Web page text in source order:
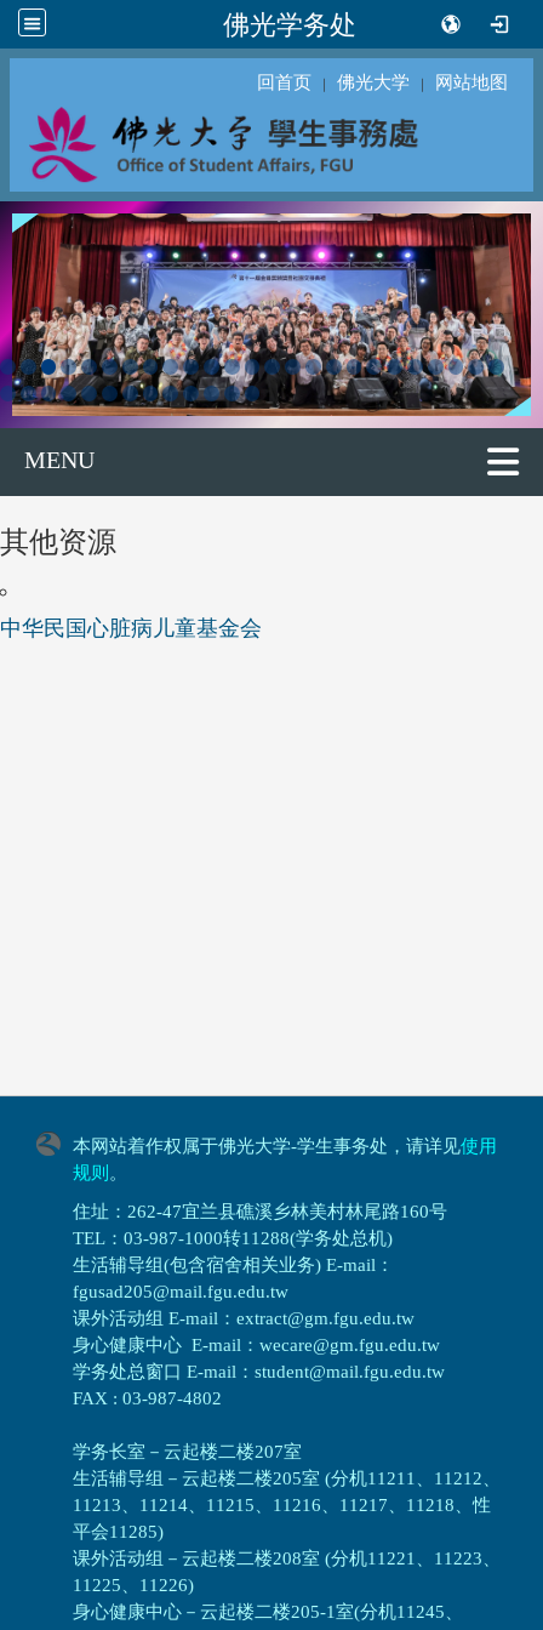
佛光学务处
回首页 ｜ 佛光大学 ｜ 网站地图
MENU
其他资源
中华民国心脏病儿童基金会
本网站着作权属于佛光大学-学生事务处，请详见使用
规则 。
住址：262-47宜兰县礁溪乡林美村林尾路160号
TEL：03-987-1000转11288(学务处总机)
生活辅导组(包含宿舍相关业务) E-mail：
fgusad205@mail.fgu.edu.tw
课外活动组 E-mail：extract@gm.fgu.edu.tw
身心健康中心 E-mail：wecare@gm.fgu.edu.tw
学务处总窗口 E-mail：student@mail.fgu.edu.tw
FAX : 03-987-4802
学务长室－云起楼二楼207室
生活辅导组 － 云起楼二楼205室 (分机11211、11212、
11213、11214、11215、11216、11217、11218、性
平会11285)
课外活动组 － 云起楼二楼208室 (分机11221、11223、
11225、11226)
身心健康中心 － 云起楼二楼205-1室(分机11245、